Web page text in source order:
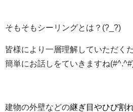
そもそもシーリングとは？(?_?)
皆様により一層理解していただく
簡単にお話しをていきますね
建物の外壁などの継ぎ目やひび割